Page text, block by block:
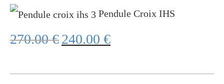
Pendule Croix IHS
270.00€ prix
était :
240.00 €prix
est :